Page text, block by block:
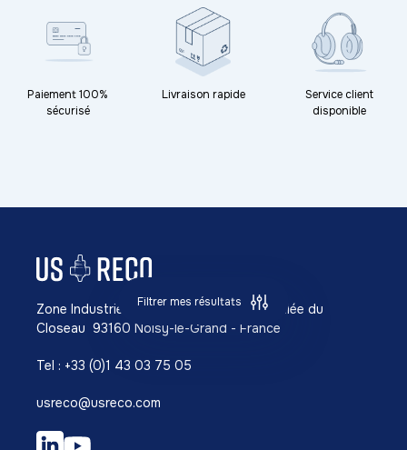
Paiement 100%
sécurisé
Livraison rapide
Service client
disponible
Zone Industrielle Richardets NORD 42, Allée du
Closeau 93160 Noisy-le-Grand - France
Tel : +33 (0)1 43 03 75 05
usreco@usreco.com
Filtrer mes résultats